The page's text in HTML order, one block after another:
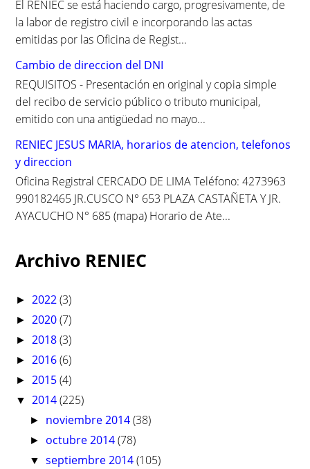
El RENIEC se está haciendo cargo, progresivamente, de
la labor de registro civil e incorporando las actas
emitidas por las Oficina de Regist...
Cambio de direccion del DNI
REQUISITOS - Presentación en original y copia simple
del recibo de servicio público o tributo municipal,
emitido con una antigüedad no mayo...
RENIEC JESUS MARIA, horarios de atencion, telefonos
y direccion
Oficina Registral CERCADO DE LIMA Teléfono: 4273963
990182465 JR.CUSCO N° 653 PLAZA CASTAÑETA Y JR.
AYACUCHO N° 685 (mapa) Horario de Ate...
Archivo RENIEC
► 2022(3)
► 2020(7)
► 2018(3)
► 2016(6)
► 2015(4)
▼ 2014(225)
► noviembre 2014(38)
► octubre 2014(78)
▼ septiembre 2014(105)